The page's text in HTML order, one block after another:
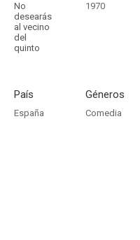
No
desearás
al vecino
del
quinto
1970
País
España
Géneros
Comedia